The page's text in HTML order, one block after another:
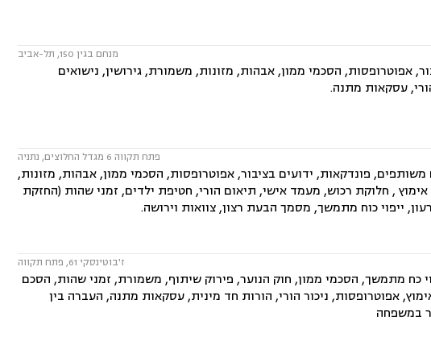
מנחם בגין 150, תל-אביב
הסכמי ממון, אבהות, מזונות, משמורת, גירושין, נישואים
עסקאות מתנה.
פתח תקווה 6 מגדל החלוצים, נתניה
פונדקאות, ידועים בציבור, אפוטרופסות, הסכמי ממון, אבהות, מזונות,
אימוץ , חלוקת רכוש, מעמד אישי, תיאום הורי, חטיפת ילדים, זמני שהות (החזקת
ייפוי כוח מתמשך, מסמך הבעת רצון, צוואות וירושה.
ז'בוטינסקי 61, פתח תקווה
כח מתמשך, הסכמי ממון, חוק הנוער, פירוק שיתוף, משמורת, זמני שהות, הסכם
אפוטרופסות, ניכור הורי, הורות חד מינית, עסקאות מתנה, העברה בין
במשפחה